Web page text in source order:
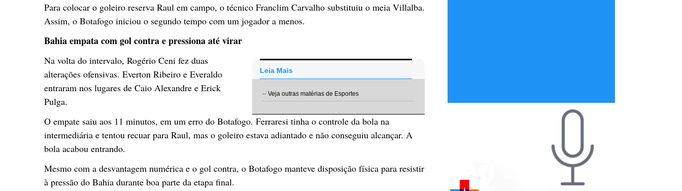
Para colocar o goleiro reserva Raul em campo, o técnico Franclim Carvalho substituiu o meia Villalba.
Assim, o Botafogo iniciou o segundo tempo com um jogador a menos.
Bahia empata com gol contra e pressiona até virar
Leia Mais
-- Veja outras matérias de Esportes
Na volta do intervalo, Rogério Ceni fez duas
alterações ofensivas. Everton Ribeiro e Everaldo
entraram nos lugares de Caio Alexandre e Erick
Pulga.
O empate saiu aos 11 minutos, em um erro do Botafogo. Ferraresi tinha o controle da bola na
intermediária e tentou recuar para Raul, mas o goleiro estava adiantado e não conseguiu alcançar. A
bola acabou entrando.
Mesmo com a desvantagem numérica e o gol contra, o Botafogo manteve disposição física para resistir
à pressão do Bahia durante boa parte da etapa final.